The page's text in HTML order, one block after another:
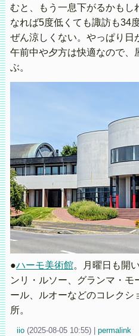
むと、もう一息下がるかもし
なれば5度低くても諏訪も34
ぜん涼しくない。やっぱり日
午前中や夕方は快適なので、
ぶ。
●ハーモ美術館。月曜日も開
ンリ・ルソー、グランマ・
ール、ルオーなどのコレクシ
所。
iio (2025-08-05 10:55) permalink